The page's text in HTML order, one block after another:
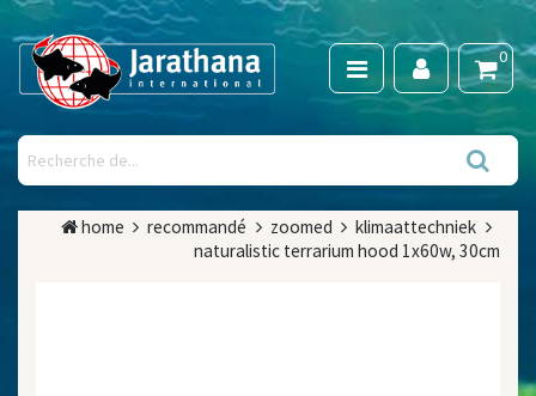
0
home recommandé zoomed
klimaattechniek
naturalistic terrarium hood 1x60w, 30cm